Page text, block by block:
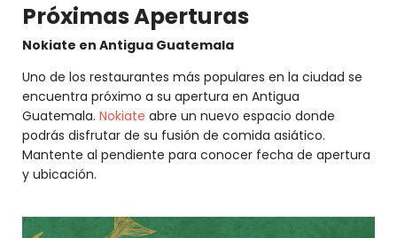
Próximas Aperturas
Nokiate en Antigua Guatemala
Uno de los restaurantes más populares en la ciudad se
encuentra próximo a su apertura en Antigua
Guatemala. Nokiate abre un nuevo espacio donde
podrás disfrutar de su fusión de comida asiático.
Mantente al pendiente para conocer fecha de apertura
y ubicación.